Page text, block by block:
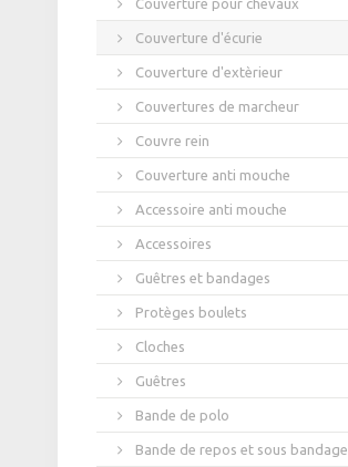
Couverture pour chevaux
Couverture d'écurie
Couverture d'extèrieur
Couvertures de marcheur
Couvre rein
Couverture anti mouche
Accessoire anti mouche
Accessoires
Guêtres et bandages
Protèges boulets
Cloches
Guêtres
Bande de polo
Bande de repos et sous bandage